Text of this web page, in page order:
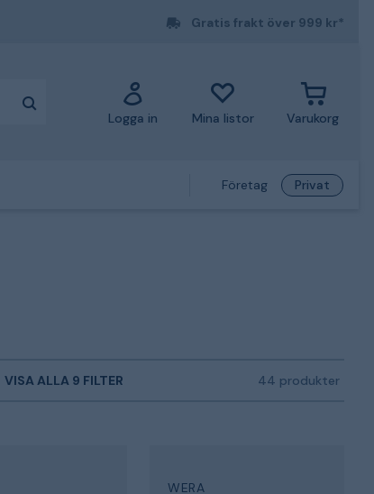
Gratis frakt över 999 kr*
Logga in Mina listor Varukorg
Företag Privat
VISA ALLA 9 FILTER 44 produkter
WERA